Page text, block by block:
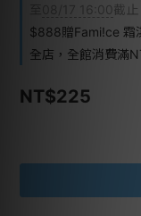
08/17 16:00截止
$888贈Fami!ce 霜
全店，全館消費滿
NT$225